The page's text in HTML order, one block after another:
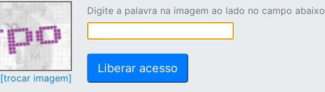
[trocar imagem]
Digite a palavra na imagem ao lado no campo abaixo